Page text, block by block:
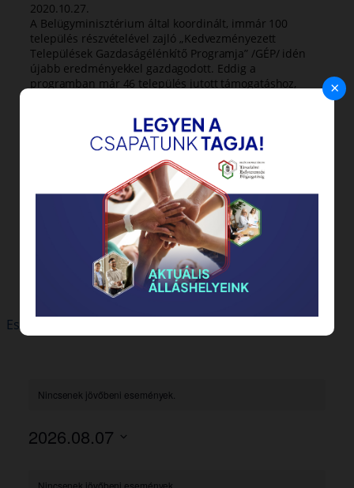
2020.10.27.
A Belügyminisztérium által koordinált, immár 100
település részvételével zajló „Kedvezményezett
Települések Gazdaságélénkítő Programja” /GÉP/ idén
újabb eredményekkel gazdagodott. Eddig a
programban már 46 település jutott támogatáshoz,
Pályázati felhívás – Roma Nemzetiségi
Támogatások (KUL)
Pályázati felhívás – Roma Nemzetiségi
Támogatások (PED)
… 24 25 26 27 28 … 32Következő oldal
Eseménynaptár
×